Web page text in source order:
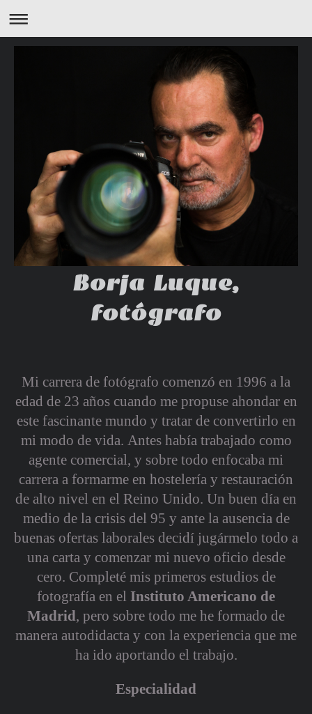
Borja Luque,
fotógrafo
Mi carrera de fotógrafo comenzó en 1996 a la
edad de 23 años cuando me propuse ahondar en
este fascinante mundo y tratar de convertirlo en
mi modo de vida. Antes había trabajado como
agente comercial, y sobre todo enfocaba mi
carrera a formarme en hostelería y restauración
de alto nivel en el Reino Unido. Un buen día en
medio de la crisis del 95 y ante la ausencia de
buenas ofertas laborales decidí jugármelo todo a
una carta y comenzar mi nuevo oficio desde
cero. Completé mis primeros estudios de
fotografía en el Instituto Americano de
Madrid, pero sobre todo me he formado de
manera autodidacta y con la experiencia que me
ha ido aportando el trabajo.
Especialidad